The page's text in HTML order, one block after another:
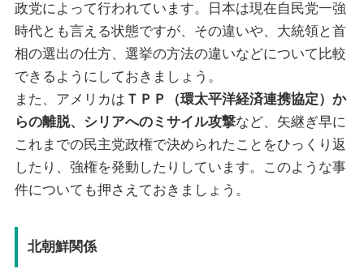
政党によって行われています。日本は現在自民党一強
時代とも言える状態ですが、その違いや、大統領と首
相の選出の仕方、選挙の方法の違いなどについて比較
できるようにしておきましょう。
また、アメリカは ＴＰＰ（環太平洋経済連携協定）か
らの離脱、シリアへのミサイル攻撃など、矢継ぎ早に
これまでの民主党政権で決められたことをひっくり返
したり、強権を発動したりしています。このような事
件についても押さえておきましょう。
北朝鮮関係